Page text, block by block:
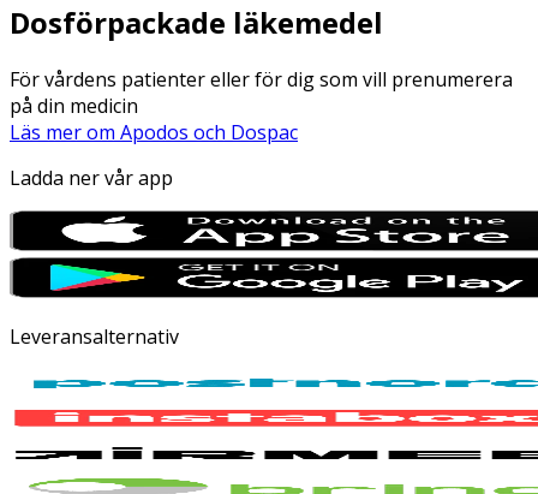
Dosförpackade läkemedel
För vårdens patienter eller för dig som vill prenumerera
på din medicin
Läs mer om Apodos och Dospac
Ladda ner vår app
Leveransalternativ